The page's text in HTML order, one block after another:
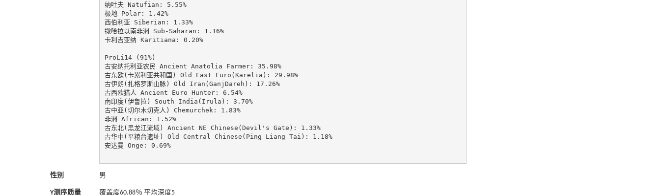
纳吐夫 Natufian: 5.55%
极地 Polar: 1.42%
西伯利亚 Siberian: 1.33%
撒哈拉以南非洲 Sub-Saharan: 1.16%
卡利吉亚纳 Karitiana: 0.20%
ProLi14 (91%)
古安纳托利亚农民 Ancient Anatolia Farmer: 35.98%
古东欧(卡累利亚共和国) Old East Euro(Karelia): 29.98%
古伊朗(扎格罗斯山脉) Old Iran(GanjDareh): 17.26%
古西欧猎人 Ancient Euro Hunter: 6.54%
南印度(伊鲁拉) South India(Irula): 3.70%
古中亚(切尔木切克人) Chemurchek: 1.83%
非洲 African: 1.52%
古东北(黑龙江流域) Ancient NE Chinese(Devil's Gate): 1.33%
古华中(平粮台遗址) Old Central Chinese(Ping Liang Tai): 1.18%
安达曼 Onge: 0.69%
性别 男
Y测序质量
覆盖度60.88％ 平均深度5